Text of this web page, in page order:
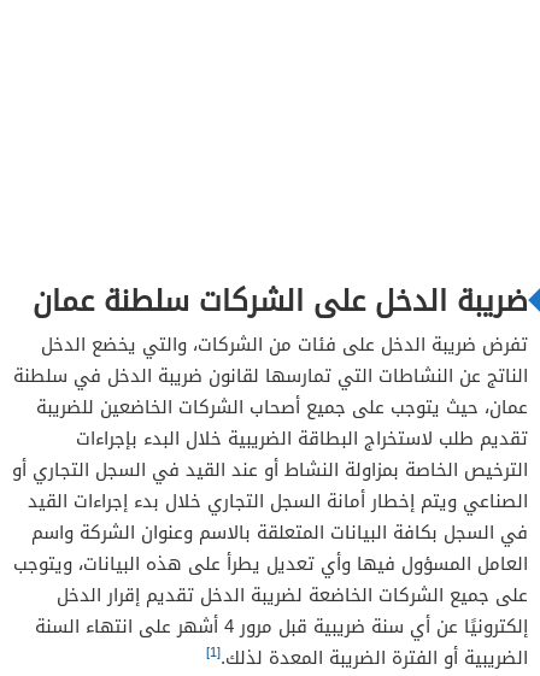
ضريبة الدخل على الشركات سلطنة عمان
تفرض ضريبة الدخل على فئات من الشركات، والتي يخضع الدخل
الناتج عن النشاطات التي تمارسها لقانون ضريبة الدخل في سلطنة
عمان، حيث يتوجب على جميع أصحاب الشركات الخاضعين للضريبة
تقديم طلب لاستخراج البطاقة الضريبية خلال البدء بإجراءات
الترخيص الخاصة بمزاولة النشاط أو عند القيد في السجل التجاري أو
الصناعي ويتم إخطار أمانة السجل التجاري خلال بدء إجراءات القيد
في السجل بكافة البيانات المتعلقة بالاسم وعنوان الشركة واسم
العامل المسؤول فيها وأي تعديل يطرأ على هذه البيانات، ويتوجب
على جميع الشركات الخاضعة لضريبة الدخل تقديم إقرار الدخل
إلكترونيًا عن أي سنة ضريبية قبل مرور 4 أشهر على انتهاء السنة
الضريبية أو الفترة الضريبة المعدة لذلك.[1]